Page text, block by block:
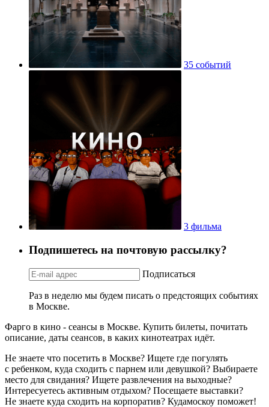
35 событий
3 фильма
Подпишетесь на почтовую рассылку?
Подписаться
Раз в неделю мы будем писать о предстоящих событиях
в Москве.
Фарго в кино - сеансы в Москве. Купить билеты, почитать
описание, даты сеансов, в каких кинотеатрах идёт.
Не знаете что посетить в Москве? Ищете где погулять
с ребенком, куда сходить с парнем или девушкой? Выбираете
место для свидания? Ищете развлечения на выходные?
Интересуетесь активным отдыхом? Посещаете выставки?
Не знаете куда сходить на корпоратив? Кудамоскоу поможет!